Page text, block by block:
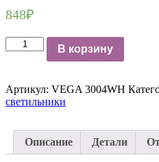
848₽
Количество
Точечный
VEGA
3004WH
В корзину
Артикул: VEGA 3004WH
светильники
Описание Детали